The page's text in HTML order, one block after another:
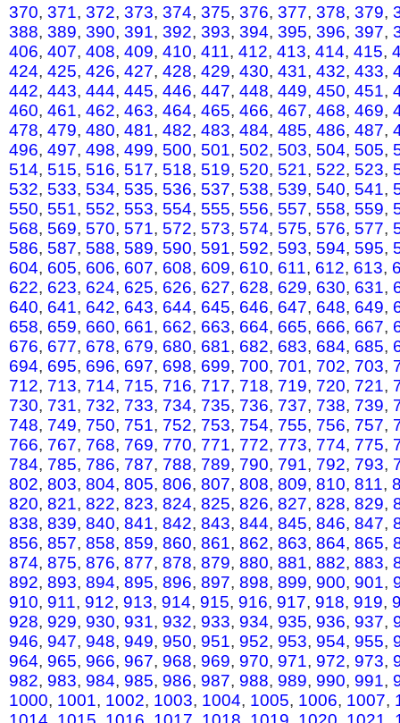
370, 371, 372, 373, 374, 375, 376, 377, 378, 379,
388, 389, 390, 391, 392, 393, 394, 395, 396, 397,
406, 407, 408, 409, 410, 411, 412, 413, 414, 415,
424, 425, 426, 427, 428, 429, 430, 431, 432, 433,
442, 443, 444, 445, 446, 447, 448, 449, 450, 451,
460, 461, 462, 463, 464, 465, 466, 467, 468, 469,
478, 479, 480, 481, 482, 483, 484, 485, 486, 487,
496, 497, 498, 499, 500, 501, 502, 503, 504, 505,
514, 515, 516, 517, 518, 519, 520, 521, 522, 523,
532, 533, 534, 535, 536, 537, 538, 539, 540, 541,
550, 551, 552, 553, 554, 555, 556, 557, 558, 559,
568, 569, 570, 571, 572, 573, 574, 575, 576, 577,
586, 587, 588, 589, 590, 591, 592, 593, 594, 595,
604, 605, 606, 607, 608, 609, 610, 611, 612, 613,
622, 623, 624, 625, 626, 627, 628, 629, 630, 631,
640, 641, 642, 643, 644, 645, 646, 647, 648, 649,
658, 659, 660, 661, 662, 663, 664, 665, 666, 667,
676, 677, 678, 679, 680, 681, 682, 683, 684, 685,
694, 695, 696, 697, 698, 699, 700, 701, 702, 703,
712, 713, 714, 715, 716, 717, 718, 719, 720, 721,
730, 731, 732, 733, 734, 735, 736, 737, 738, 739,
748, 749, 750, 751, 752, 753, 754, 755, 756, 757,
766, 767, 768, 769, 770, 771, 772, 773, 774, 775,
784, 785, 786, 787, 788, 789, 790, 791, 792, 793,
802, 803, 804, 805, 806, 807, 808, 809, 810, 811,
820, 821, 822, 823, 824, 825, 826, 827, 828, 829,
838, 839, 840, 841, 842, 843, 844, 845, 846, 847,
856, 857, 858, 859, 860, 861, 862, 863, 864, 865,
874, 875, 876, 877, 878, 879, 880, 881, 882, 883,
892, 893, 894, 895, 896, 897, 898, 899, 900, 901,
910, 911, 912, 913, 914, 915, 916, 917, 918, 919,
928, 929, 930, 931, 932, 933, 934, 935, 936, 937,
946, 947, 948, 949, 950, 951, 952, 953, 954, 955,
964, 965, 966, 967, 968, 969, 970, 971, 972, 973,
982, 983, 984, 985, 986, 987, 988, 989, 990, 991,
1000, 1001, 1002, 1003, 1004, 1005, 1006, 1007,